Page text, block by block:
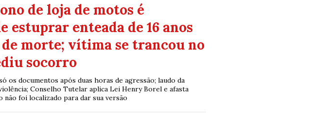
de loja de motos é
estuprar enteada de 16 anos
de morte; vítima se trancou no
socorro
os documentos após duas horas de agressão; laudo da
Conselho Tutelar aplica Lei Henry Borel e afasta
não foi localizado para dar sua versão